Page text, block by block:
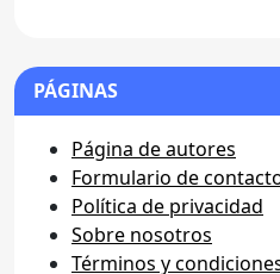
PÁGINAS
Página de autores
Formulario de
Política de privacidad
Sobre nosotros
Términos y